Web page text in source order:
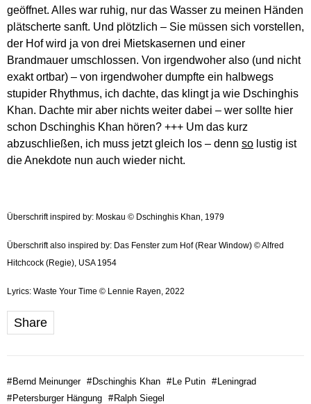
geöffnet. Alles war ruhig, nur das Wasser zu meinen Händen
plätscherte sanft. Und plötzlich – Sie müssen sich vorstellen,
der Hof wird ja von drei Mietskasernen und einer
Brandmauer umschlossen. Von irgendwoher also (und nicht
exakt ortbar) – von irgendwoher dumpfte ein halbwegs
stupider Rhythmus, ich dachte, das klingt ja wie Dschinghis
Khan. Dachte mir aber nichts weiter dabei – wer sollte hier
schon Dschinghis Khan hören? +++ Um das kurz
abzuschließen, ich muss jetzt gleich los – denn so lustig ist
die Anekdote nun auch wieder nicht.
Überschrift inspired by: Moskau © Dschinghis Khan, 1979
Überschrift also inspired by: Das Fenster zum Hof (Rear Window) © Alfred
Hitchcock (Regie), USA 1954
Lyrics: Waste Your Time © Lennie Rayen, 2022
Share
#Bernd Meinunger #Dschinghis Khan #Le Putin #Leningrad
#Petersburger Hängung #Ralph Siegel